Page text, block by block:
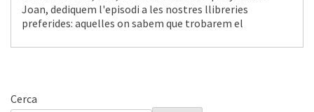
Joan, dediquem l'episodi a les nostres llibreries
preferides: aquelles on sabem que trobarem el
Cerca